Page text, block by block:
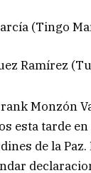
(Tingo
Ramírez
Monzón
esta tarde en
de la